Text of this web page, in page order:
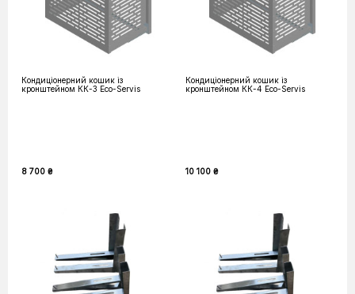
Кондиціонерний кошик із
кронштейном КК-3 Eco-Servis
8 700 ₴
Кондиціонерний кошик із
кронштейном КК-4 Eco-Servis
10 100 ₴